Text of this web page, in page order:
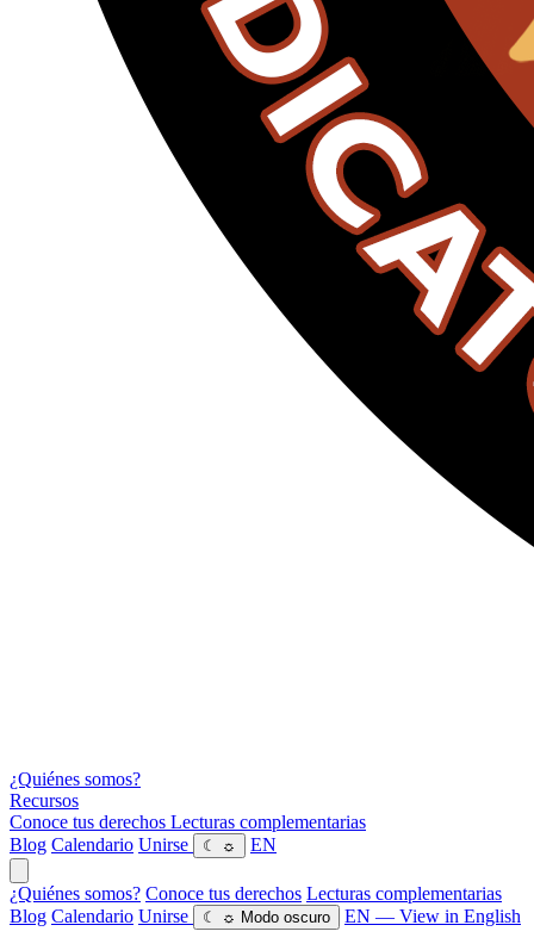
¿Quiénes somos?
Recursos
Conoce tus derechos Lecturas complementarias
Blog Calendario Unirse ☾ ☼ EN
¿Quiénes somos? Conoce tus derechos Lecturas complementarias
Blog Calendario Unirse ☾ ☼ Modo oscuro EN — View in English